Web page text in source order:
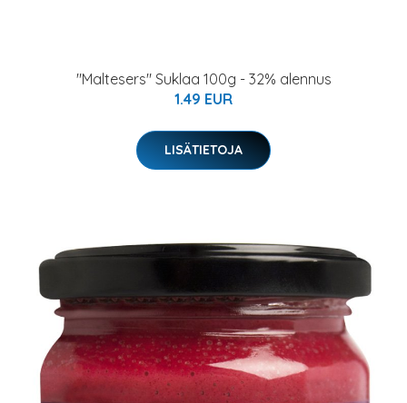
"Maltesers" Suklaa 100g - 32% alennus
1.49 EUR
LISÄTIETOJA